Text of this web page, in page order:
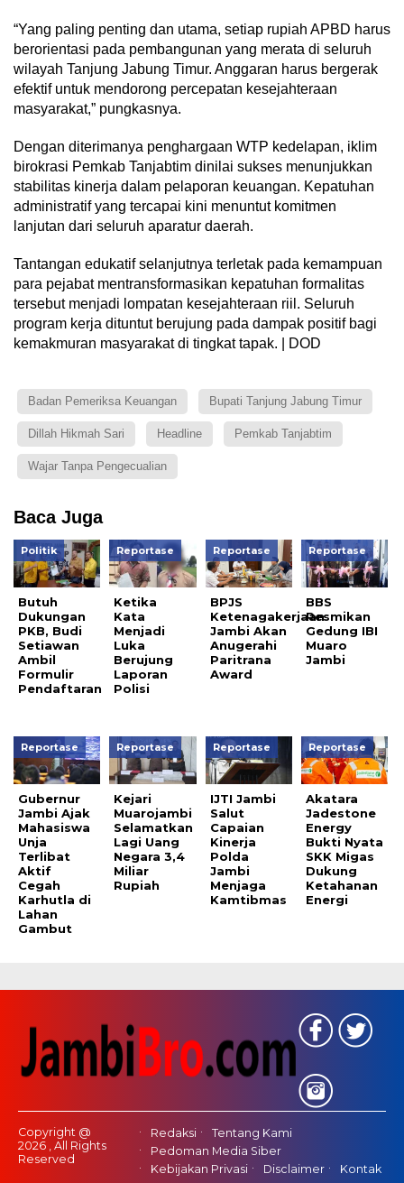
“Yang paling penting dan utama, setiap rupiah APBD harus
berorientasi pada pembangunan yang merata di seluruh
wilayah Tanjung Jabung Timur. Anggaran harus bergerak
efektif untuk mendorong percepatan kesejahteraan
masyarakat,” pungkasnya.
Dengan diterimanya penghargaan WTP kedelapan, iklim
birokrasi Pemkab Tanjabtim dinilai sukses menunjukkan
stabilitas kinerja dalam pelaporan keuangan. Kepatuhan
administratif yang tercapai kini menuntut komitmen
lanjutan dari seluruh aparatur daerah.
Tantangan edukatif selanjutnya terletak pada kemampuan
para pejabat mentransformasikan kepatuhan formalitas
tersebut menjadi lompatan kesejahteraan riil. Seluruh
program kerja dituntut berujung pada dampak positif bagi
kemakmuran masyarakat di tingkat tapak. | DOD
Badan Pemeriksa Keuangan Bupati Tanjung Jabung Timur
Dillah Hikmah Sari Headline Pemkab Tanjabtim
Wajar Tanpa Pengecualian
Baca Juga
Politik
Butuh
Dukungan
PKB, Budi
Setiawan
Ambil
Formulir
Pendaftaran
Reportase
Ketika
Kata
Menjadi
Luka
Berujung
Laporan
Polisi
Reportase
BPJS
Ketenagakerjaan
Jambi Akan
Anugerahi
Paritrana
Award
Reportase
BBS
Resmikan
Gedung IBI
Muaro
Jambi
Reportase
Gubernur
Jambi Ajak
Mahasiswa
Unja
Terlibat
Aktif
Cegah
Karhutla di
Lahan
Gambut
Reportase
Kejari
Muarojambi
Selamatkan
Lagi Uang
Negara 3,4
Miliar
Rupiah
Reportase
IJTI Jambi
Salut
Capaian
Kinerja
Polda
Jambi
Menjaga
Kamtibmas
Reportase
Akatara
Jadestone
Energy
Bukti Nyata
SKK Migas
Dukung
Ketahanan
Energi
Copyright @
2026 , All Rights
Reserved
Redaksi
Tentang Kami
Pedoman Media Siber
Kebijakan Privasi
Disclaimer Kontak